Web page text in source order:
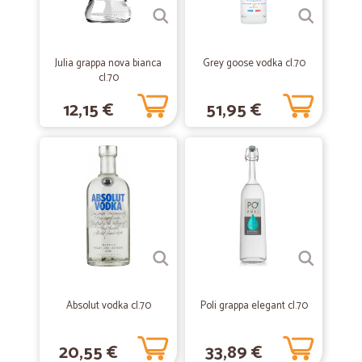
Servizio efficace. Bravi tutti, dal raccoglitore al postino. Alla prossima.
—
Ottimo servizio
Ottimo servizio, veloce, puntuale. Inoltre hanno una vasta scelta di
prodotti Alce Nero che fatico a trovare nei negozi vicino casa.
—Orietta T.
Da parecchi mesi la spesa grande la…
Da parecchi mesi la spesa grande la faccio da loro. Puntuali. Anche
per il fresco sono ottimi. Consegnano con mezzi refrigerati. Quando
Davvero felice
— Simona L.
Julia grappa nova bianca
cl.70
12,15 €
Grey goose vodka cl.70
51,95 €
Absolut vodka cl.70
20,55 €
Poli grappa elegant cl.70
33,89 €